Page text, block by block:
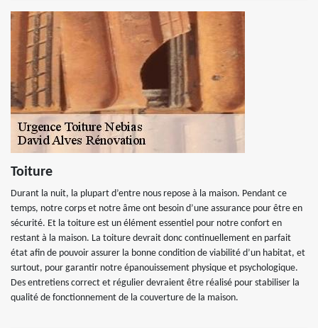
Toiture
Durant la nuit, la plupart d’entre nous repose à la maison. Pendant ce
temps, notre corps et notre âme ont besoin d’une assurance pour être en
sécurité. Et la toiture est un élément essentiel pour notre confort en
restant à la maison. La toiture devrait donc continuellement en parfait
état afin de pouvoir assurer la bonne condition de viabilité d’un habitat, et
surtout, pour garantir notre épanouissement physique et psychologique.
Des entretiens correct et régulier devraient être réalisé pour stabiliser la
qualité de fonctionnement de la couverture de la maison.